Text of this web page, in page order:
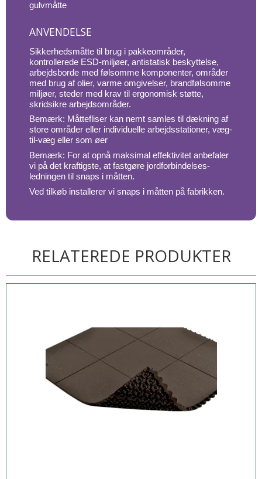
gulvmåtte
ANVENDELSE
Sikkerhedsmåtte til brug i pakkeområder,
kontrollerede ESD-miljøer, antistatisk beskyttelse,
arbejdsborde med følsomme komponenter, områder
med brug af olier, varme omgivelser, brandfølsomme
miljøer, steder med krav til ergonomisk støtte,
skridsikre arbejdsområder.
Bemærk: Måttefliser kan nemt samles til dækning af
store områder eller individuelle arbejdsstationer, væg-
til-væg eller som øer
Bemærk: For at opnå maksimal effektivitet anbefaler
vi på det kraftigste, at fastgøre jordforbindelses-
ledningen til snaps i måtten.
Ved tilkøb installerer vi snaps i måtten på fabrikken.
RELATEREDE PRODUKTER